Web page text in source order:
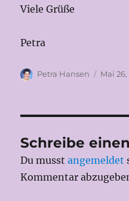
Viele Grüße
Petra
Autor
Petra Hansen Mai 26,
Schreibe
Du musstangemeldet
Kommentar